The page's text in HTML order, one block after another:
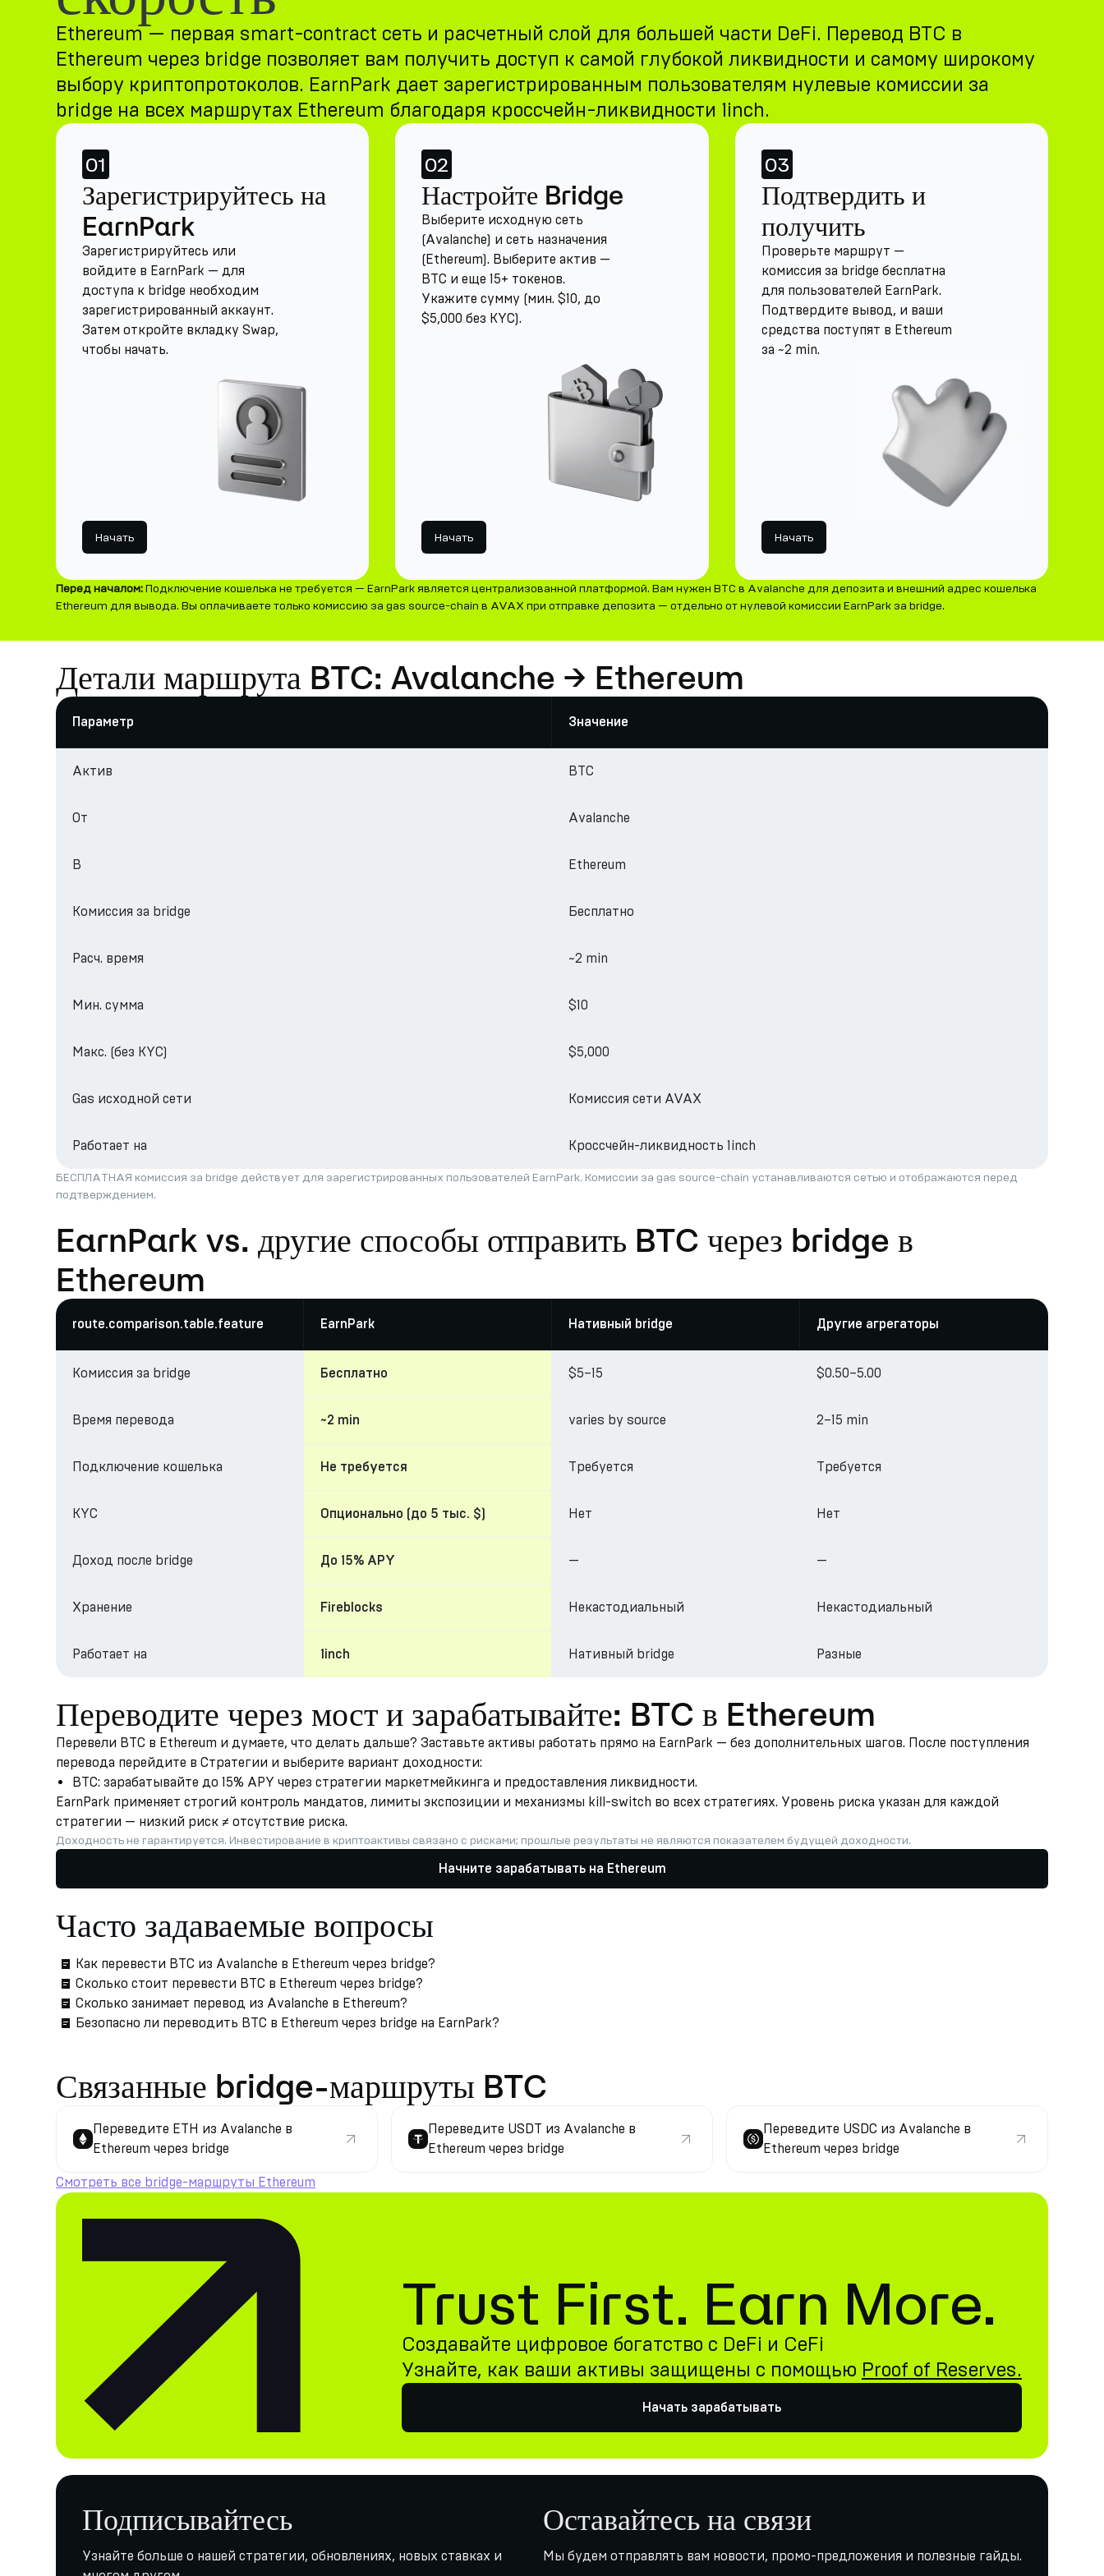
Ethereum — первая smart-contract сеть и расчетный слой для большей части DeFi. Перевод BTC в
Ethereum через bridge позволяет вам получить доступ к самой глубокой ликвидности и самому широкому
выбору криптопротоколов. EarnPark дает зарегистрированным пользователям нулевые комиссии за
bridge на всех маршрутах Ethereum благодаря кроссчейн-ликвидности 1inch.
01
Зарегистрируйтесь на
EarnPark
Зарегистрируйтесь или
войдите в EarnPark — для
доступа к bridge необходим
зарегистрированный аккаунт.
Затем откройте вкладку Swap,
чтобы начать.
Начать
02
Настройте Bridge
Выберите исходную сеть
(Avalanche) и сеть назначения
(Ethereum). Выберите актив —
BTC и еще 15+ токенов.
Укажите сумму (мин. $10, до
$5,000 без KYC).
Начать
03
Подтвердить и
получить
Проверьте маршрут —
комиссия за bridge бесплатна
для пользователей EarnPark.
Подтвердите вывод, и ваши
средства поступят в Ethereum
за ~2 min.
Начать
Перед началом:Подключение кошелька не требуется — EarnPark является централизованной платформой. Вам нужен BTC в Avalanche для депозита и внешний адрес кошелька
Ethereum для вывода. Вы оплачиваете только комиссию за gas source-chain в AVAX при отправке депозита — отдельно от нулевой комиссии EarnPark за bridge.
Детали маршрута BTC: Avalanche → Ethereum
Параметр Значение
Актив BTC
От Avalanche
В Ethereum
Комиссия за bridge Бесплатно
Расч. время ~2 min
Мин. сумма $10
Макс. (без KYC) $5,000
Gas исходной сети Комиссия сети AVAX
Работает на Кроссчейн-ликвидность 1inch
БЕСПЛАТНАЯ комиссия за bridge действует для зарегистрированных пользователей EarnPark. Комиссии за gas source-chain устанавливаются сетью и отображаются перед
подтверждением.
EarnPark vs. другие способы отправить BTC через bridge в
Ethereum
route.comparison.table.feature EarnPark Нативный bridge Другие агрегаторы
Комиссия за bridge Бесплатно $5–15 $0.50–5.00
Время перевода ~2 min varies by source 2–15 min
Подключение кошелька Не требуется Требуется Требуется
KYC Опционально (до 5 тыс. $) Нет Нет
Доход после bridge До 15% APY — —
Хранение Fireblocks Некастодиальный Некастодиальный
Работает на 1inch Нативный bridge Разные
Переводите через мост и зарабатывайте: BTC в Ethereum
Перевели BTC в Ethereum и думаете, что делать дальше? Заставьте активы работать прямо на EarnPark — без дополнительных шагов. После поступления
перевода перейдите в Стратегии и выберите вариант доходности:
BTC: зарабатывайте до 15% APY через стратегии маркетмейкинга и предоставления ликвидности.
EarnPark применяет строгий контроль мандатов, лимиты экспозиции и механизмы kill-switch во всех стратегиях. Уровень риска указан для каждой
стратегии — низкий риск ≠ отсутствие риска.
Доходность не гарантируется. Инвестирование в криптоактивы связано с рисками; прошлые результаты не являются показателем будущей доходности.
Начните зарабатывать на Ethereum
Часто задаваемые вопросы
Как перевести BTC из Avalanche в Ethereum через bridge?
Сколько стоит перевести BTC в Ethereum через bridge?
Сколько занимает перевод из Avalanche в Ethereum?
Безопасно ли переводить BTC в Ethereum через bridge на EarnPark?
Связанные bridge-маршруты BTC
Переведите ETH из Avalanche в
Ethereum через bridge
Переведите USDT из Avalanche в
Ethereum через bridge
Переведите USDC из Avalanche в
Ethereum через bridge
Смотреть все bridge-маршруты Ethereum
Trust First. Earn More.
Создавайте цифровое богатство с DeFi и CeFi
Узнайте, как ваши активы защищены с помощью Proof of Reserves.
Начать зарабатывать
Подписывайтесь
Узнайте больше о нашей стратегии, обновлениях, новых ставках и
Оставайтесь на связи
Мы будем отправлять вам новости, промо-предложения и полезные гайды.